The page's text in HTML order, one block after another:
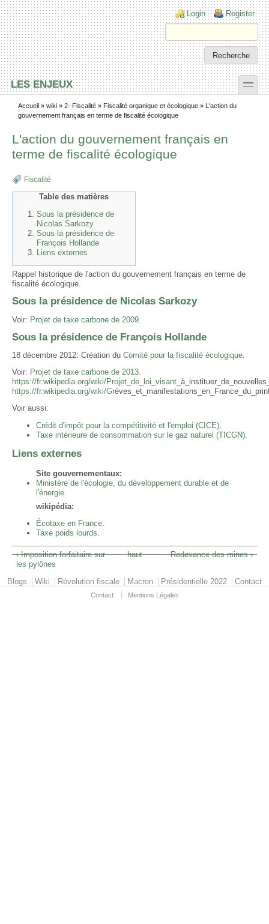
Skip to main content
Skip to search
Login links
Login Register
LES ENJEUX toggle
Secondary menu
Accueil » wiki » 2- Fiscalité » Fiscalité organique et écologique » L'action du
gouvernement français en terme de fiscalité écologique
L'action du gouvernement français en
terme de fiscalité écologique
Fiscalité
Table des matières
Sous la présidence de
Nicolas Sarkozy
Sous la présidence de
François Hollande
Liens externes
Rappel historique de l'action du gouvernement français en terme de
fiscalité écologique.
Sous la présidence de Nicolas Sarkozy
Voir: Projet de taxe carbone de 2009
Sous la présidence de François Hollande
18 décembre 2012: Création du Comité pour la fiscalité écologique.
Voir: Projet de taxe carbone de 2013.
https://fr.wikipedia.org/wiki/Projet_de_loi_visant_
https://fr.wikipedia.org/wiki/Gr
Voir aussi:
Crédit d'impôt pour la compétitivité et l'emploi (CICE).
Taxe intérieure de consommation sur le gaz naturel (TICGN).
Liens externes
Site gouvernementaux:
Ministère de l'écologie, du développement durable et de
l'énergie.
wikipédia:
Écotaxe en France
Taxe poids lourds
‹ Imposition forfaitaire sur
les pylônes
haut Redevance des mines ›
Primary menu
Blogs Wiki Révolution fiscale Macron Présidentielle 2022 Contact
Contact Mentions Légales